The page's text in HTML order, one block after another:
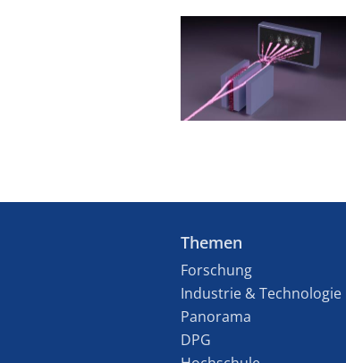
Themen
Forschung
Industrie & Technologie
Panorama
DPG